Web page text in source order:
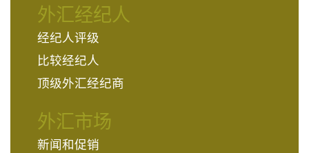
外汇经纪人
经纪人评级
比较经纪人
顶级外汇经纪商
外汇市场
新闻和促销